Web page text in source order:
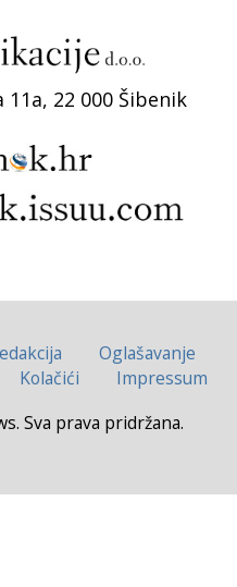
22 000 Šibenik
Oglašavanje
Kolačići
Impressum
Sva prava pridržana.